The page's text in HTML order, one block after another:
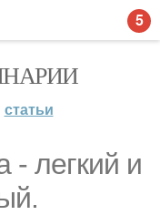
статьи
- легкий и
5